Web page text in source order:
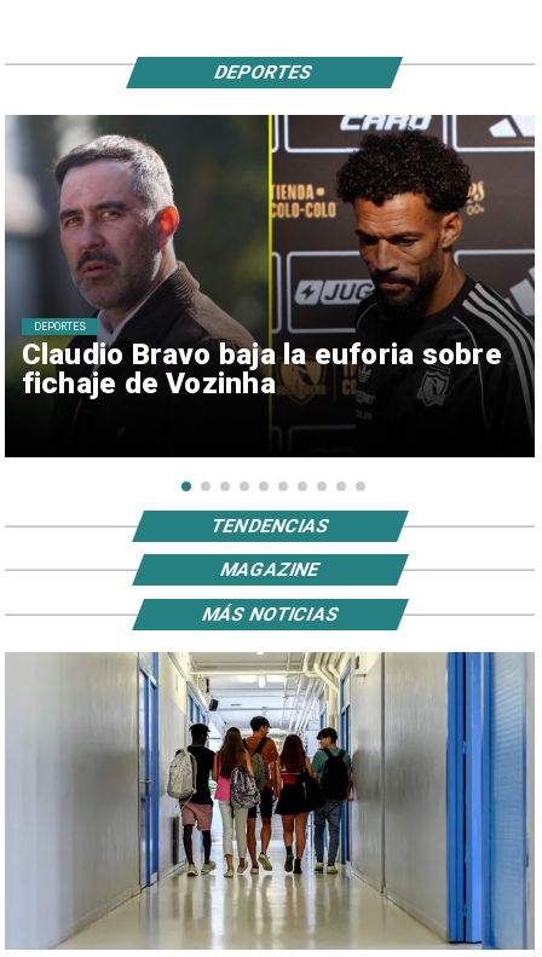
Claudio Bravo baja la euforia sobre
fichaje de Vozinha
DEPORTES
DEPORTES
TENDENCIAS
MAGAZINE
MÁS NOTICIAS